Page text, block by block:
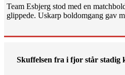
Team Esbjerg stod med en
glippede. Uskarp boldomgang gav
Skuffelsen fra i fjor står stadig